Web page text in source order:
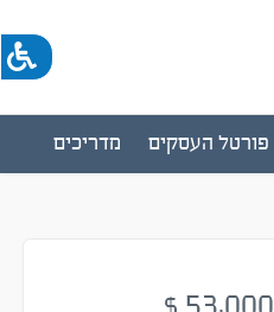
מדריכים פורטל העסקים